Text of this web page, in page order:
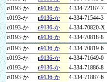
c0193-か
n9136-か 4-334-72187-7
c0193-か
n9136-か 4-334-71544-3
c0193-か
n9136-か 4-334-70820-X
c0193-か
n9136-か 4-334-70818-8
c0193-か
n9136-か 4-334-70819-6
c0193-か
n9136-か 4-334-71649-0
c0193-か
n9136-か 4-334-71886-8
c0193-か
n9136-か 4-334-71887-6